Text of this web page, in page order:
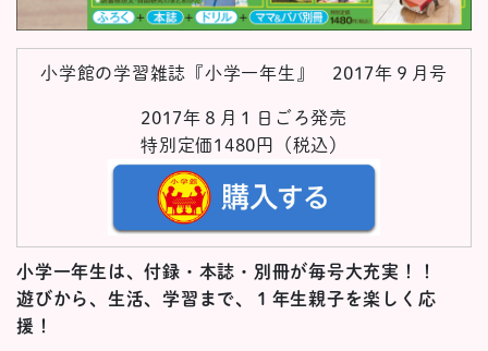
小学館の学習雑誌『小学一年生』 2017年９月号
2017年８月１日ごろ発売
特別定価1480円（税込）
小学一年生は、付録・本誌・別冊が毎号大充実！！
遊びから、生活、学習まで、１年生親子を楽しく応
援！